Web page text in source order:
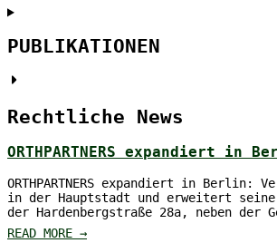
PUBLIKATIONEN
Rechtliche News
ORTHPARTNERS expandiert
ORTHPARTNERS expandiert in
in der Hauptstadt und erweitert
der Hardenbergstraße 28a, neben der
READ MORE →